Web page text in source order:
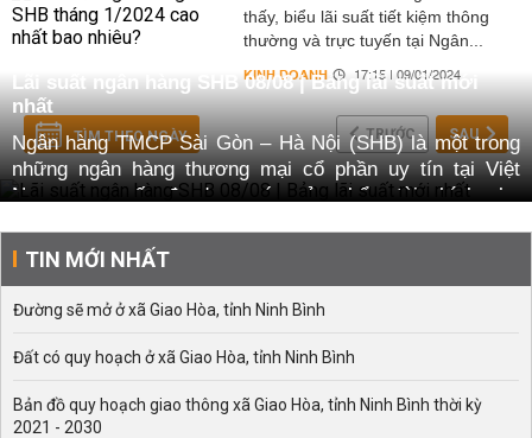
thấy, biểu lãi suất tiết kiệm thông
thường và trực tuyến tại Ngân...
KINH DOANH 17:15 | 09/01/2024
TÌM THEO NGÀY TRƯỚC SAU
Lãi suất ngân hàng SHB 08/08 | Bảng lãi suất mới
nhất
Ngân hàng TMCP Sài Gòn – Hà Nội (SHB) là một trong
những ngân hàng thương mại cổ phần uy tín tại Việt
Nam, cung cấp đa dạng các sản phẩm tài chính cho
nhánh rộng khắp, SHB mang đến nhiều lựa chọn gửi tiết
kiệm hấp dẫn với mức lãi suất cạnh tranh, đáp ứng nhu
cầu của từng nhóm khách hàng.
hàng đưa ra quyết định khi gửi tiết kiệm, nhằm tối ưu lợi
tôi sẽ cập nhật thông tin lãi suất mới nhất tại SHB, phân
TIN MỚI NHẤT
Đường sẽ mở ở xã Giao Hòa, tỉnh Ninh Bình
Đất có quy hoạch ở xã Giao Hòa, tỉnh Ninh Bình
Bản đồ quy hoạch giao thông xã Giao Hòa, tỉnh Ninh Bình thời kỳ
2021 - 2030